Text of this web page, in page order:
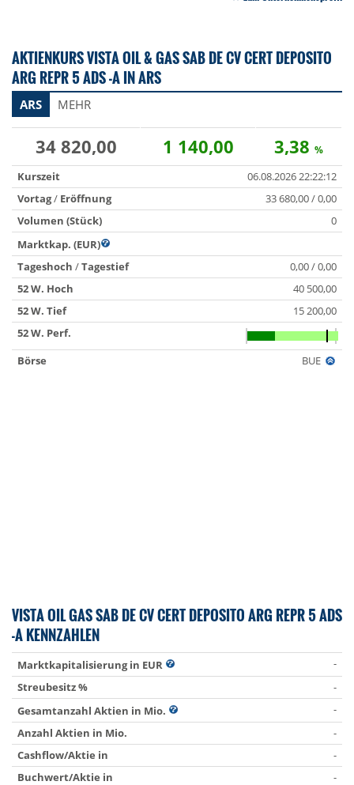
AKTIENKURS VISTA OIL & GAS SAB DE CV CERT DEPOSITO
ARG REPR 5 ADS -A IN ARS
ARS MEHR
34 820,00 1 140,00 3,38 %
Kurszeit
06.08.2026 22:22:12
Vortag/ Eröffnung
33 680,00 / 0,00
Volumen (Stück)
0
Marktkap. (EUR)
Tageshoch /Tagestief
0,00 / 0,00
52 W. Hoch
40 500,00
52 W. Tief
15 200,00
52 W. Perf.
Börse
BUE
VISTA OIL GAS SAB DE CV CERT DEPOSITO ARG REPR 5 ADS
-A KENNZAHLEN
Marktkapitalisierung in EUR
-
Streubesitz %
-
Gesamtanzahl Aktien in Mio.
-
Anzahl Aktien in Mio.
-
Cashflow/Aktie in
-
Buchwert/Aktie in
-